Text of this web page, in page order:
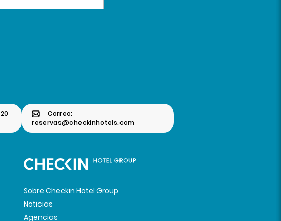
Correo:
reservas@checkinhotels.com
Sobre Checkin Hotel Group
Noticias
Agencias